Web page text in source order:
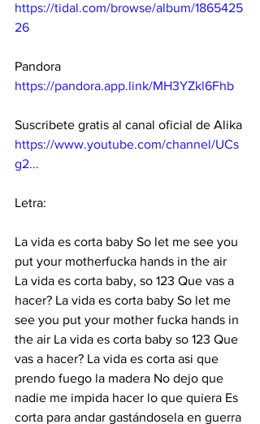
https://tidal.com/browse/album/1865425
26
Pandora
https://pandora.app.link/MH3YZkl6Fhb
Suscribete gratis al canal oficial de Alika
https://www.youtube.com/channel/UCs
g2...
Letra:
La vida es corta baby So let me see you
put your motherfucka hands in the air
La vida es corta baby, so 123 Que vas a
hacer? La vida es corta baby So let me
see you put your mother fucka hands in
the air La vida es corta baby so 123 Que
vas a hacer? La vida es corta asi que
prendo fuego la madera No dejo que
nadie me impida hacer lo que quiera Es
corta para andar gastándosela en guerra